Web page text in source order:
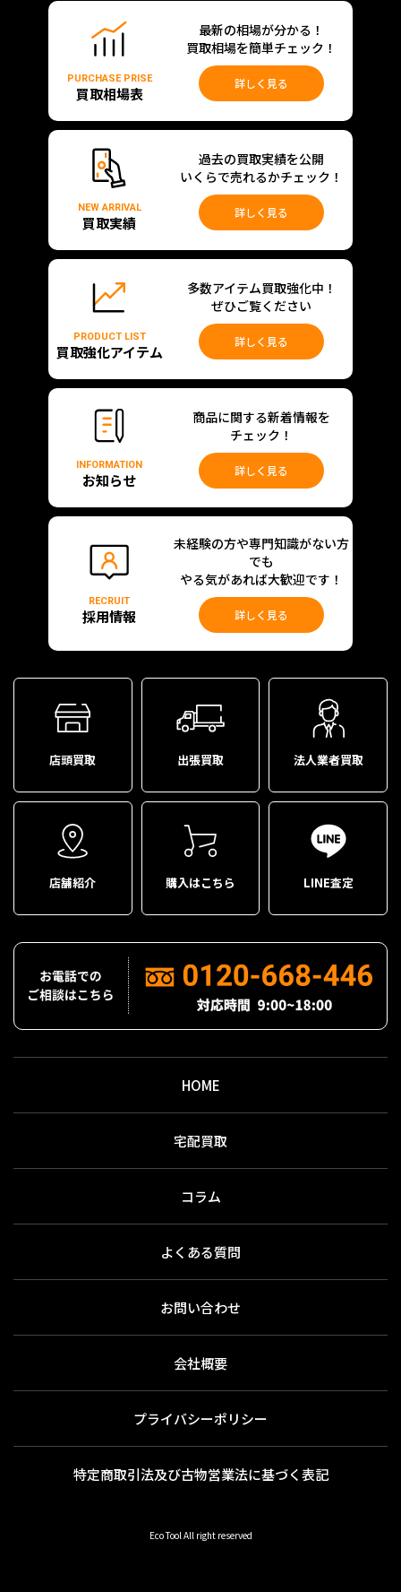
PURCHASE PRISE
買取相場表
最新の相場が分かる！
買取相場を簡単チェック！
詳しく見る
NEW ARRIVAL
買取実績
過去の買取実績を公開
いくらで売れるかチェック！
詳しく見る
PRODUCT LIST
買取強化アイテム
多数アイテム買取強化中！
ぜひご覧ください
詳しく見る
INFORMATION
お知らせ
商品に関する新着情報を
チェック！
詳しく見る
RECRUIT
採用情報
未経験の方や専門知識がない方
でも
やる気があれば大歓迎です！
詳しく見る
店頭買取 出張買取 法人業者買取
店舗紹介 購入はこちら LINE査定
HOME
宅配買取
コラム
よくある質問
お問い合わせ
会社概要
プライバシーポリシー
特定商取引法及び古物営業法に基づく表記
Eco Tool All right reserved